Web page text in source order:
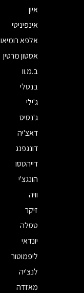
איון
אינפיניטי
אלפא רומיאו
אסטון מרטין
ב.מ.וו
בנטלי
ג'ילי
ג'נסיס
דאצ'יה
דונגפנג
דייהטסו
הונגצ'י
וויה
זיקר
טסלה
יונדאי
ליפמוטור
לנצ'יה
מאזדה